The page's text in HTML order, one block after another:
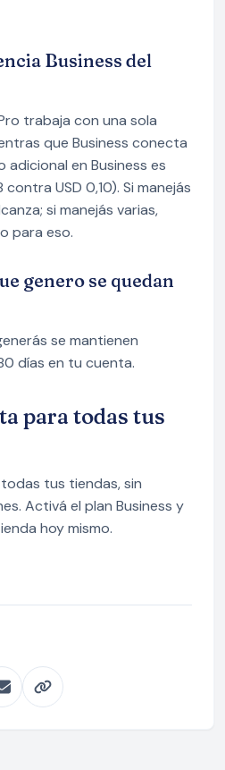
Business del
trabaja con una sola
que Business conecta
en Business es
USD 0,10). Si manejás
si manejás varias,
para eso.
genero se quedan
se mantienen
días en tu cuenta.
para todas tus
tus tiendas, sin
Activá el plan Business y
hoy mismo.